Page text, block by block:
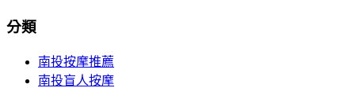
分類
南投按摩推薦
南投盲人按摩